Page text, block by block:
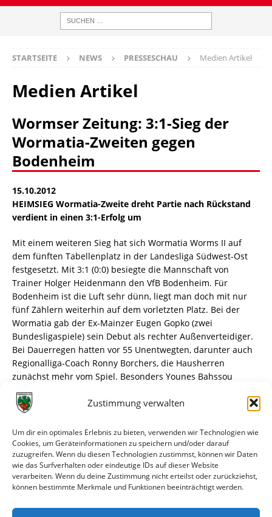
Zustimmung verwalten
Um dir ein optimales Erlebnis zu bieten, verwenden wir Technologien wie
Cookies, um Geräteinformationen zu speichern und/oder darauf
zuzugreifen. Wenn du diesen Technologien zustimmst, können wir Daten
wie das Surfverhalten oder eindeutige IDs auf dieser Website
verarbeiten. Wenn du deine Zustimmung nicht erteilst oder zurückziehst,
können bestimmte Merkmale und Funktionen beeinträchtigt werden.
STARTSEITE NEWS PRESSESCHAU Medien Artikel
Medien Artikel
Wormser Zeitung: 3:1-Sieg der
Wormatia-Zweiten gegen
Bodenheim
15.10.2012
HEIMSIEG Wormatia-Zweite dreht Partie nach Rückstand
verdient in einen 3:1-Erfolg um
Mit einem weiteren Sieg hat sich Wormatia Worms II auf
dem fünften Tabellenplatz in der Landesliga Südwest-Ost
festgesetzt. Mit 3:1 (0:0) besiegte die Mannschaft von
Trainer Holger Heidenmann den VfB Bodenheim. Für
Bodenheim ist die Luft sehr dünn, liegt man doch mit nur
fünf Zählern weiterhin auf dem vorletzten Platz. Bei der
Wormatia gab der Ex-Mainzer Eugen Gopko (zwei
Bundesligaspiele) sein Debut als rechter Außenverteidiger.
Bei Dauerregen hatten vor 55 Unentwegten, darunter auch
Regionalliga-Coach Ronny Borchers, die Hausherren
zunächst mehr vom Spiel. Besonders Younes Bahssou
tauchte öfter gefährlich vorm Tor auf. Zunächst wehrte VfB-
Torhüter Yo Yamaguchi einen Kopfball von Bahssou ab (7.).
Ein weiterer Bahssou-Kopfball tänzelte zweimal auf der
Querlatte (22.). Außerdem scheiterte Henrik Weisenborn an
Yamaguchi (36.). Erst nach 25 Minuten kam auch etwas von
den Gästen. Ein Freistoß von Todaro aus spitzem Winkel
ging an den Außenpfosten (29.), Norman Loos prüfte
Wormatia-Keeper Christian Adam (35.) und nochmal war es
ging es in die Pause.